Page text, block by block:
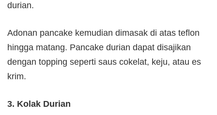
durian.
Adonan pancake kemudian dimasak di atas teflon
hingga matang. Pancake durian dapat disajikan
dengan topping seperti saus cokelat, keju, atau es
krim.
3. Kolak Durian